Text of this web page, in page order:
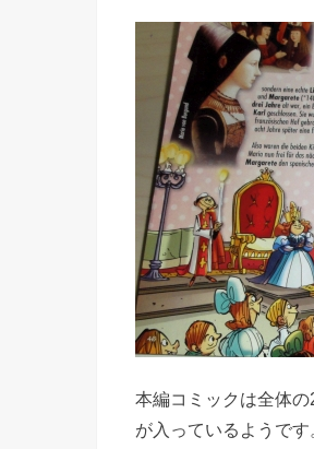
本編コミックは全体
が入っているようです